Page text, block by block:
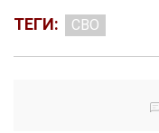
ТЕГИ: СВО